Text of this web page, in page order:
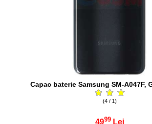
Capac baterie Samsung SM-A047F,
(4 / 1)
4999 Lei